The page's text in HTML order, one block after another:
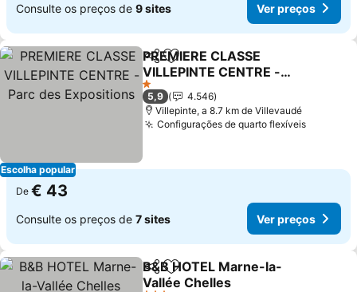
Consulte os preços de 9 sites Ver preços
Escolha popular
PartilharAdicionar aos favoritos
PREMIERE CLASSE
VILLEPINTE CENTRE -
Parc des Expositions
1 Estrelas
5,9
4.546
Villepinte, a 8.7 km de Villevaudé
Configurações de quarto flexíveis
De € 43
Consulte os preços de 7 sites Ver preços
PartilharAdicionar aos favoritos
B&B HOTEL Marne-la-
Vallée Chelles